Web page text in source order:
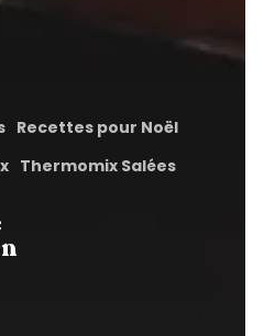
Recettes pour Noël
Thermomix Salées